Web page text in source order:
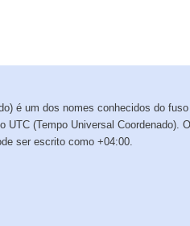
é um dos nomes conhecidos do fuso
UTC (Tempo Universal Coordenado).
ser escrito como +04:00.